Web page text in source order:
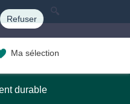
Refuser
Ma sélection
durable